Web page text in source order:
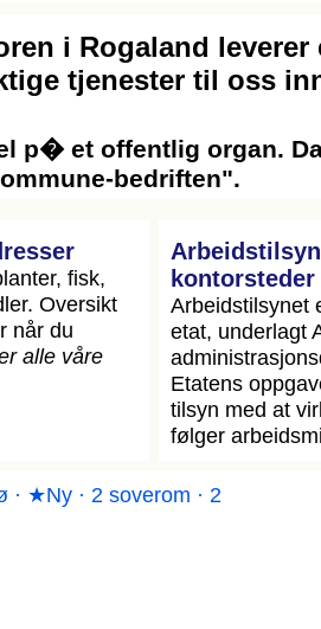
i Rogaland leverer
tjenester til oss
p� et offentlig organ.
bedriften".
fisk,
Oversikt
når du
alle våre
kontorsteder
Arbeidstilsynet
etat, underlagt
Etatens
tilsyn med at
følger
· ★Ny · 2 soverom · 2